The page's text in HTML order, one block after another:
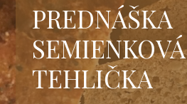
PREDNÁŠKA
SEMIENKOVÁ
TEHLIČKA